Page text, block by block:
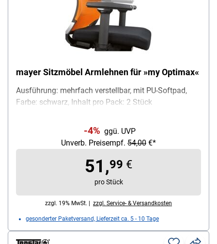
mayer Sitzmöbel Armlehnen für »my Optimax«
Ausführung: mehrfach verstellbar, mit PU-Softpad,
Farbe: schwarz, Inhalt pro Pack: 2 Stück
-4% ggü. UVP
Unverb. Preisempf. 54,00 €*
51,99 €
pro Stück
zzgl. 19% MwSt. | zzgl. Service- & Versandkosten
gesonderter Paketversand, Lieferzeit ca. 5 - 10 Tage